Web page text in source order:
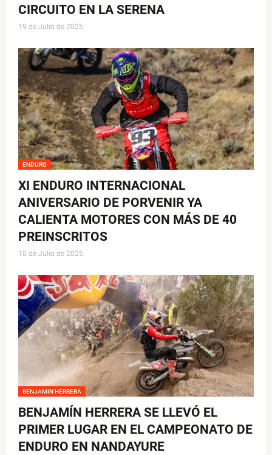
CIRCUITO EN LA SERENA
19 de Julio de 2025
ENDURO
XI ENDURO INTERNACIONAL
ANIVERSARIO DE PORVENIR YA
CALIENTA MOTORES CON MÁS DE 40
PREINSCRITOS
10 de Julio de 2025
BENJAMIN HERRERA
BENJAMÍN HERRERA SE LLEVÓ EL
PRIMER LUGAR EN EL CAMPEONATO DE
ENDURO EN NANDAYURE